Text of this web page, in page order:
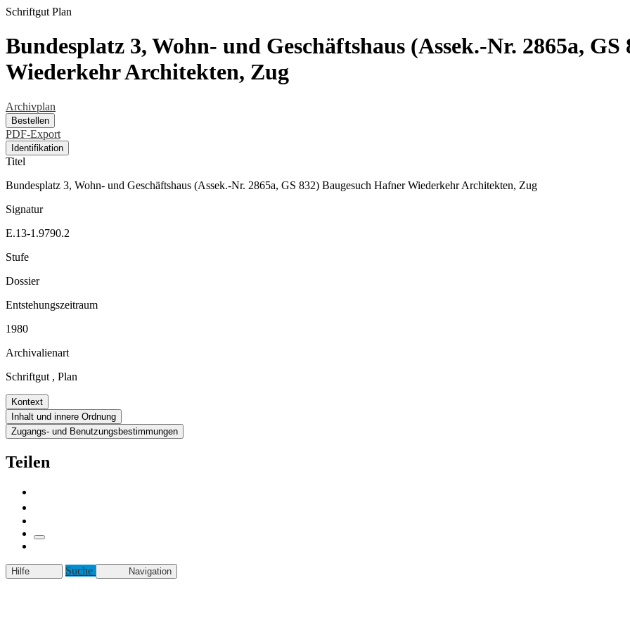
Schriftgut Plan
Bundesplatz 3, Wohn- und Geschäftshaus (Assek.-Nr. 2865a,
Wiederkehr Architekten, Zug
Archivplan
Bestellen
PDF-Export
Identifikation
Titel
Bundesplatz 3, Wohn- und Geschäftshaus (Assek.-Nr. 2865a, GS 832) Baugesuch Hafner Wiederkehr Architekten, Zug
Signatur
E.13-1.9790.2
Stufe
Dossier
Entstehungszeitraum
1980
Archivalienart
Schriftgut , Plan
Kontext
Inhalt und innere Ordnung
Zugangs- und Benutzungsbestimmungen
Teilen
Hilfe Suche Navigation